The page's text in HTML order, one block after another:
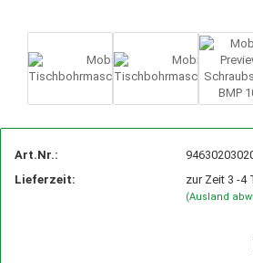
Art.Nr.:
Lieferzeit:
zur Zeit 3 -4
(Ausland